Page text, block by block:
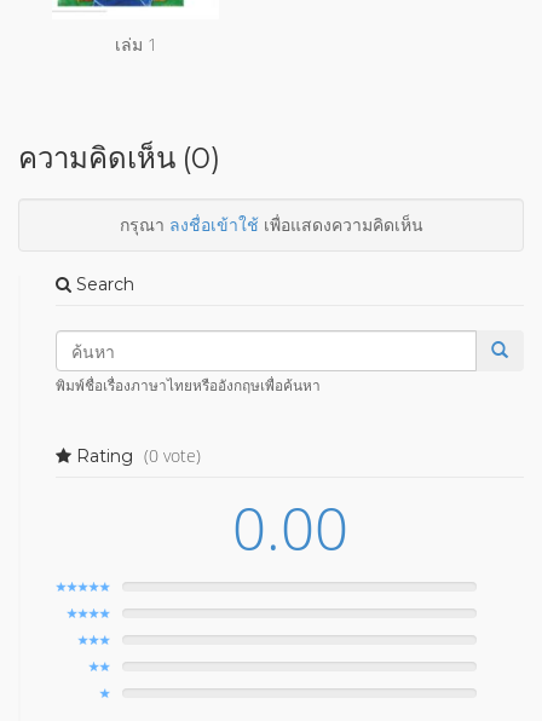
เล่ม 1
ความคิดเห็น (0)
กรุณา ลงชื่อเข้าใช้เพื่อแสดงความคิดเห็น
Search
พิมพ์ชื่อเรื่องภาษาไทยหรืออังกฤษเพื่อค้นหา
Rating (0 vote)
0.00